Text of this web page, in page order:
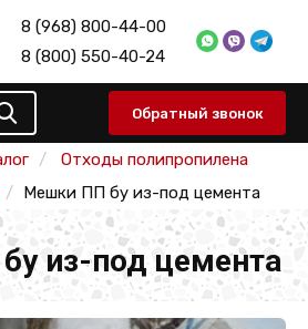
8 (968) 800-44-00
8 (800) 550-40-24
Обратный звонок
Отходы полипропилена
Мешки ПП бу из-под цемента
из-под цемента